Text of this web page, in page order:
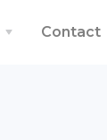
Contact